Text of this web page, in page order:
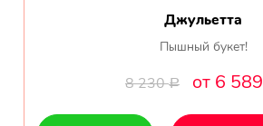
Джульетта
Пышный букет!
8 230Р от 6 589